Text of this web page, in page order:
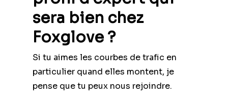
sera bien chez
Foxglove ?
Si tu aimes les courbes de trafic en
particulier quand elles montent, je
pense que tu peux nous rejoindre.